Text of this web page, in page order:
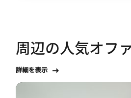
周辺の人気オフ
詳細を表示